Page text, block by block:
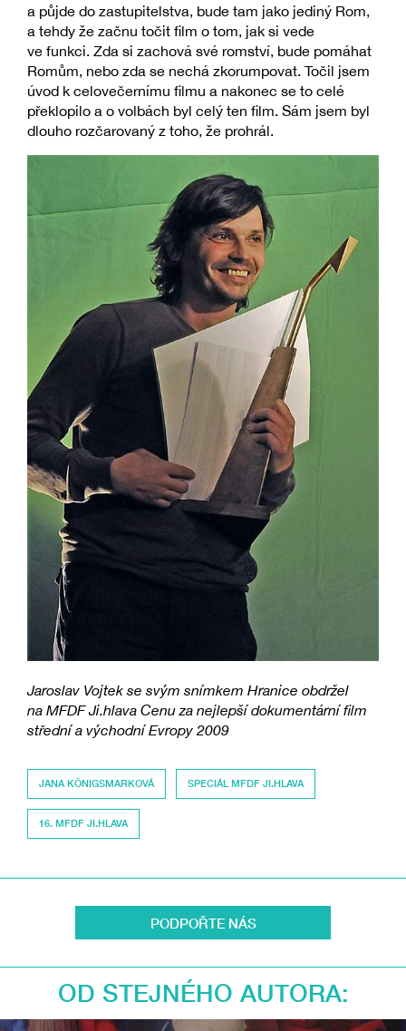
a půjde do zastupitelstva, bude tam jako jediný Rom,
a tehdy že začnu točit film o tom, jak si vede
ve funkci. Zda si zachová své romství, bude pomáhat
Romům, nebo zda se nechá zkorumpovat. Točil jsem
úvod k celovečernímu filmu a nakonec se to celé
překlopilo a o volbách byl celý ten film. Sám jsem byl
dlouho rozčarovaný z toho, že prohrál.
Jaroslav Vojtek se svým snímkem Hranice obdržel
na MFDF Ji.hlava Cenu za nejlepší dokumentární film
střední a východní Evropy 2009
JANA KÖNIGSMARKOVÁ SPECIÁL MFDF JI.HLAVA
16. MFDF JI.HLAVA
PODPOŘTE NÁS
OD STEJNÉHO AUTORA: